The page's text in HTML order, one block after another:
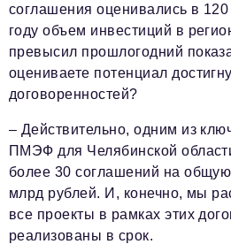
соглашения оценивались в
году объем инвестиций в
превысил прошлогодний
оцениваете потенциал
договоренностей?
– Действительно, одним из
ПМЭФ для Челябинской
более 30 соглашений на
млрд рублей. И, конечно, мы
все проекты в рамках этих
реализованы в срок.